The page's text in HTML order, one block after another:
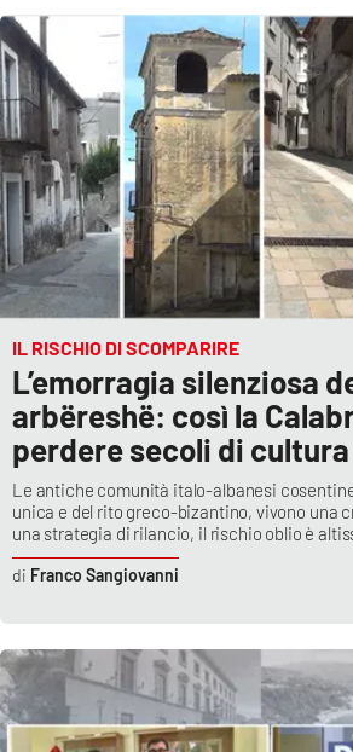
IL RISCHIO DI SCOMPARIRE
L’emorragia silenziosa
arbëreshë: così la
perdere secoli di
Le antiche comunità italo-albanesi
unica e del rito greco-bizantino, vivono una
una strategia di rilancio, il rischio oblio è
Franco Sangiovanni